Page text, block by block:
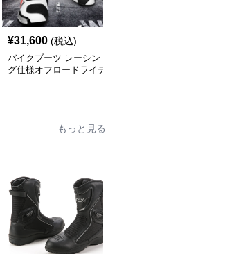
¥31,600 (税込)
バイクブーツ レーシン
グ仕様オフロードライデ
もっと見る